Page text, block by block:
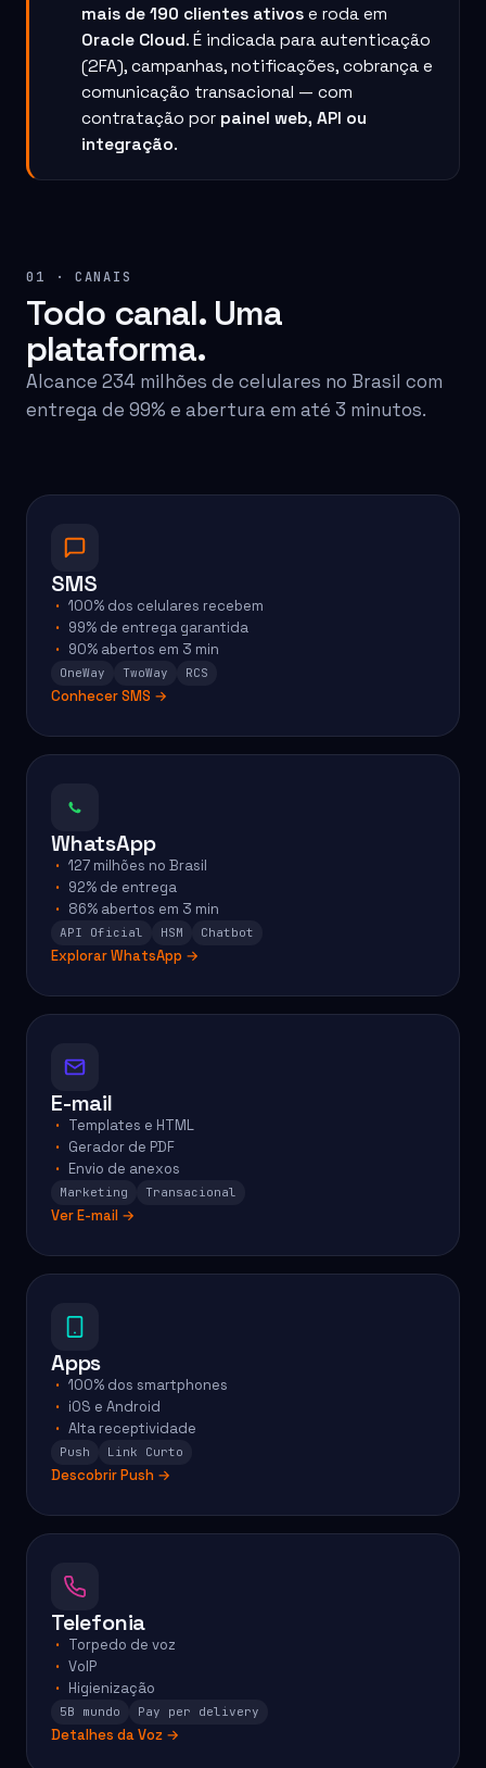
SMS
SMS
mais de 190 clientes ativos e roda em
Oracle Cloud. É indicada para autenticação
(2FA), campanhas, notificações, cobrança e
comunicação transacional — com
contratação por painel web, API ou
integração.
01 · CANAIS
Todo canal. Uma
plataforma.
Alcance 234 milhões de celulares no Brasil com
entrega de 99% e abertura em até 3 minutos.
SMS
100% dos celulares recebem
99% de entrega garantida
90% abertos em 3 min
OneWay TwoWay RCS
Conhecer SMS →
WhatsApp
127 milhões no Brasil
92% de entrega
86% abertos em 3 min
API Oficial HSM Chatbot
Explorar WhatsApp →
E-mail
Templates e HTML
Gerador de PDF
Envio de anexos
Marketing Transacional
Ver E-mail →
Apps
100% dos smartphones
iOS e Android
Alta receptividade
Push Link Curto
Descobrir Push →
Telefonia
Torpedo de voz
VoIP
Higienização
5B mundo Pay per delivery
Detalhes da Voz →